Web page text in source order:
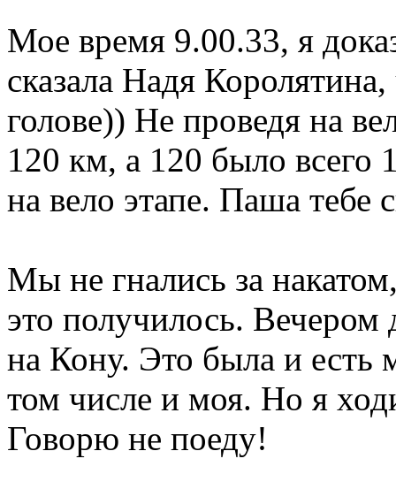
Мое время 9.00.33, я
сказала Надя
голове)) Не проведя на
120 км, а 120 было всего
на вело этапе. Паша тебе
Мы не гнались за
это получилось. Вечером
на Кону. Это была и есть
том числе и моя. Но я
Говорю не поеду!